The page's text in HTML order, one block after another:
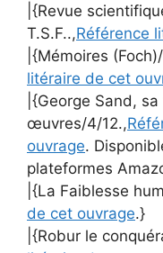
|{Revue
T.S.F..,Référence
|{Mémoires
litéraire de cet
|{George Sand,
œuvres/4/12.,
ouvrage.
plateformes
|{La Faiblesse
de cet ouvrage.}
|{Robur le